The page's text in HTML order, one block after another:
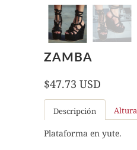
ZAMBA
$47.73 USD
Descripción
Plataforma en yute.